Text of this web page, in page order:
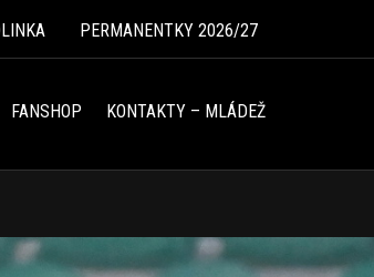
PERMANENTKY 2026/27
FANSHOP KONTAKTY – MLÁDEŽ